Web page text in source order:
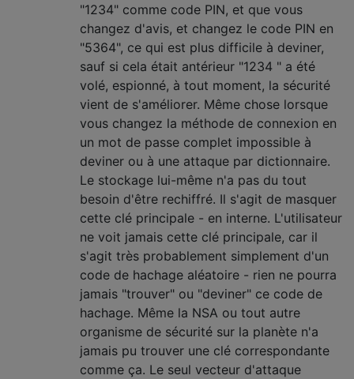
"1234" comme code PIN, et que vous
changez d'avis, et changez le code PIN en
"5364", ce qui est plus difficile à deviner,
sauf si cela était antérieur "1234 " a été
volé, espionné, à tout moment, la sécurité
vient de s'améliorer. Même chose lorsque
vous changez la méthode de connexion en
un mot de passe complet impossible à
deviner ou à une attaque par dictionnaire.
Le stockage lui-même n'a pas du tout
besoin d'être rechiffré. Il s'agit de masquer
cette clé principale - en interne. L'utilisateur
ne voit jamais cette clé principale, car il
s'agit très probablement simplement d'un
code de hachage aléatoire - rien ne pourra
jamais "trouver" ou "deviner" ce code de
hachage. Même la NSA ou tout autre
organisme de sécurité sur la planète n'a
jamais pu trouver une clé correspondante
comme ça. Le seul vecteur d'attaque